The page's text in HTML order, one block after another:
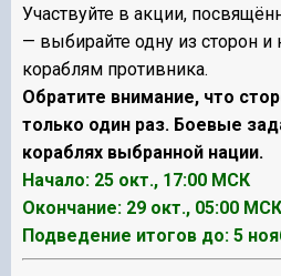
Участвуйте в акции,
— выбирайте одну из сторон и
кораблям противника.
Обратите внимание, что
только один раз. Боевые
кораблях выбранной нации.
Начало: 25 окт., 17:00 МСК
Окончание: 29 окт., 05:00 МСК
Подведение итогов до: 5